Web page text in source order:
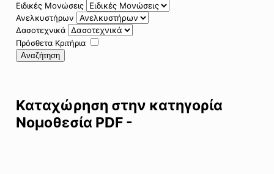
Ειδικές Μονώσεις
Ανελκυστήρων
Δασοτεχνικά
Πρόσθετα Κριτήρια
Αναζήτηση
Καταχώρηση στην κατηγορία
Νομοθεσία PDF -